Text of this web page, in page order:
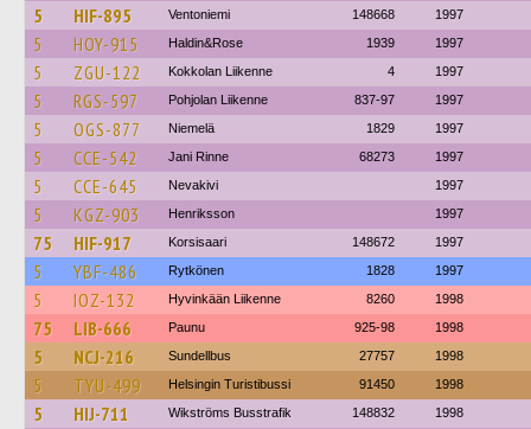
5 HIF-895 Ventoniemi 148668 1997
5 HOY-915 Haldin&Rose 1939 1997
5 ZGU-122 Kokkolan Liikenne 4 1997
5 RGS-597 Pohjolan Liikenne 837-97 1997
5 OGS-877 Niemelä 1829 1997
5 CCE-542 Jani Rinne 68273 1997
5 CCE-645 Nevakivi 1997
5 KGZ-903 Henriksson 1997
75 HIF-917 Korsisaari 148672 1997
5 YBF-486 Rytkönen 1828 1997
5 IOZ-132 Hyvinkään Liikenne 8260 1998
75 LIB-666 Paunu 925-98 1998
5 NCJ-216 Sundellbus 27757 1998
5 TYU-499 Helsingin Turistibussi 91450 1998
5 HIJ-711 Wikströms Busstrafik 148832 1998